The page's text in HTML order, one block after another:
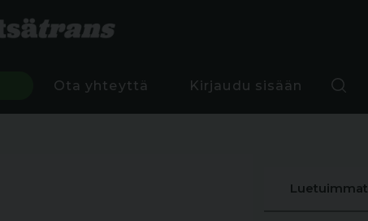
Ota yhteyttä Kirjaudu sisään
Luetuimmat